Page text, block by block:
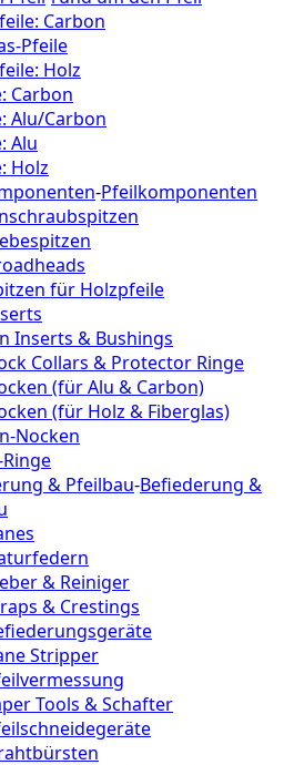
Carbon
Pfeile
Holz
Carbon
Alu/Carbon
Alu
Holz
-Pfeilkomponenten
für Holzpfeile
Inserts & Bushings
Collars & Protector Ringe
(für Alu & Carbon)
(für Holz & Fiberglas)
Nocken
Ringe
& Pfeilbau-Befiederung &
& Reiniger
& Crestings
Stripper
Tools & Schafter